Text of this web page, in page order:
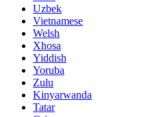
Uzbek
Vietnamese
Welsh
Xhosa
Yiddish
Yoruba
Zulu
Kinyarwanda
Tatar